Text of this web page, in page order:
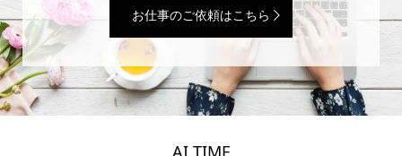
お仕事のご依頼はこちら
AI TIME